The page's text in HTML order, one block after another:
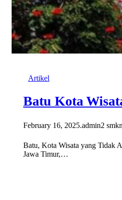
Artikel
Batu Kota
February 16, 2025.admin2
Batu, Kota Wisata yang Tidak
Jawa Timur,…